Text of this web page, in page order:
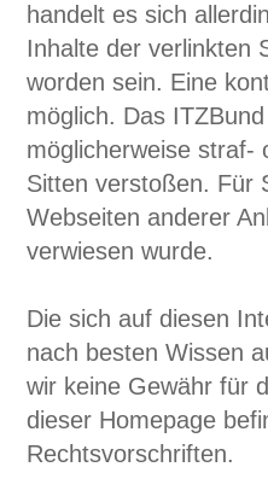
handelt es sich
Inhalte der verlinkten
worden sein. Eine
möglich. Das
möglicherweise straf-
Sitten verstoßen. Für
Webseiten anderer
verwiesen wurde.
Die sich auf diesen
nach besten Wissen
wir keine Gewähr für
dieser Homepage
Rechtsvorschriften.